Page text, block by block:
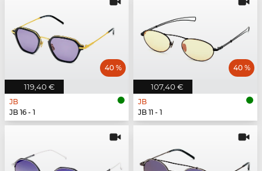
119,40 €
40 %
JB
JB 16 - 1
107,40 €
40 %
JB
JB 11 - 1